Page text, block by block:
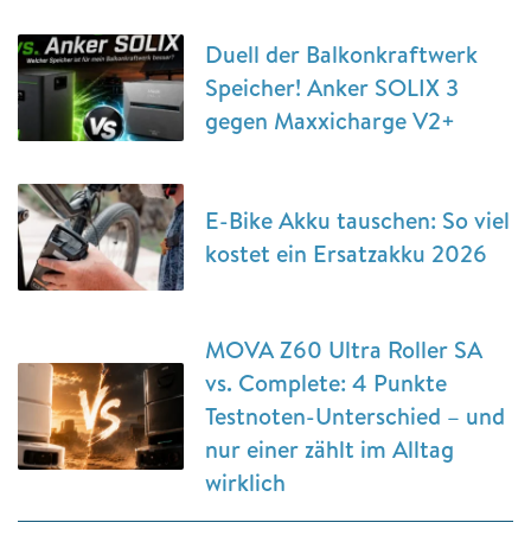
Duell der Balkonkraftwerk
Speicher! Anker SOLIX 3
gegen Maxxicharge V2+
E-Bike Akku tauschen: So viel
kostet ein Ersatzakku 2026
MOVA Z60 Ultra Roller SA
vs. Complete: 4 Punkte
Testnoten-Unterschied – und
nur einer zählt im Alltag
wirklich